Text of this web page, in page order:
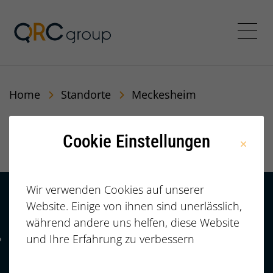
QRC Personalberatung
Home Standorte Meckesheim
Meckesheim
Kontakt
+49 (0)
911/23733277
Telefonnummer: 4 9 0 9 1 1 2 3 7 3 3 2 7 7
HÄUFIGE FRAGEN |
FAQ
Cookie Einstellungen
Wir verwenden Cookies auf unserer
Website. Einige von ihnen sind unerlässlich,
während andere uns helfen, diese Website
und Ihre Erfahrung zu verbessern